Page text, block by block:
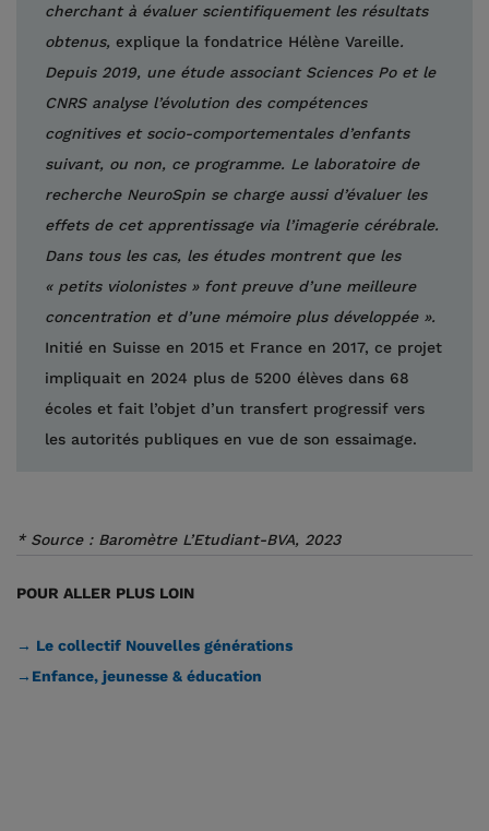
cherchant à évaluer scientifiquement les résultats
obtenus,explique la fondatrice Hélène Vareille.
Depuis 2019, une étude associant Sciences Po et le
CNRS analyse l’évolution des compétences
cognitives et socio-comportementales d’enfants
suivant, ou non, ce programme. Le laboratoire de
recherche NeuroSpin se charge aussi d’évaluer les
effets de cet apprentissage via l’imagerie cérébrale.
Dans tous les cas, les études montrent que les
« petits violonistes » font preuve d’une meilleure
concentration et d’une mémoire plus développée ».
Initié en Suisse en 2015 et France en 2017, ce projet
impliquait en 2024 plus de 5200 élèves dans 68
écoles et fait l’objet d’un transfert progressif vers
les autorités publiques en vue de son essaimage.
* Source : Baromètre L’Etudiant-BVA, 2023
POUR ALLER PLUS LOIN
→ Le collectif Nouvelles générations
→Enfance, jeunesse & éducation